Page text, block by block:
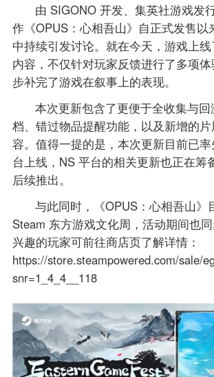
由 SIGONO 开发、集英社游戏发
作《OPUS：心相吾山》自正式发售以
中持续引发讨论。就在今天，游戏上
内容，不仅针对玩家反馈进行了多项
步补完了游戏在叙事上的表现。
本次更新包含了更便于全收集与
档、错过物品提醒功能，以及新增的片
容。值得一提的是，本次更新目前已
台上线，NS 平台的相关更新也正在筹
后续推出。
与此同时，《OPUS：心相吾山》
Steam 东方游戏文化周，活动期间也
兴趣的玩家可前往商店页了解详情：
https://store.steampowered.com/sale/
snr=1_4_4__118